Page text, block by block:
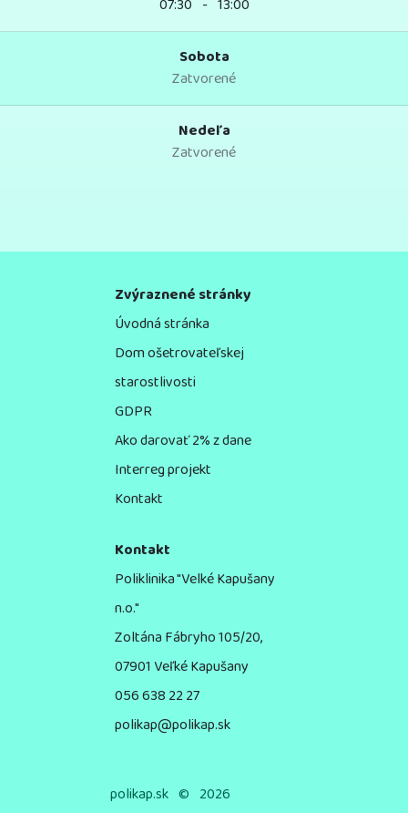
07:30 - 13:00
Sobota
Zatvorené
Nedeľa
Zatvorené
Zvýraznené stránky
Úvodná stránka
Dom ošetrovateľskej
starostlivosti
GDPR
Ako darovať 2% z dane
Interreg projekt
Kontakt
Kontakt
Poliklinika "Velké Kapušany
n.o."
Zoltána Fábryho 105/20,
07901 Veľké Kapušany
056 638 22 27
polikap@polikap.sk
polikap.sk © 2026